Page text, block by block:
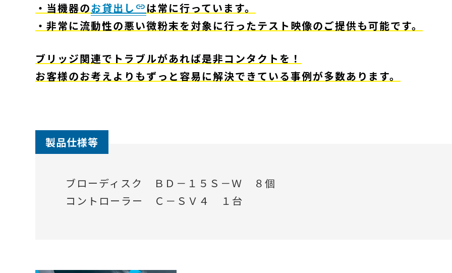
・当機器のお貸出し
は常に行っています。
・非常に流動性の悪い微粉末を対象に行ったテスト映像のご提供も可能です。
ブリッジ関連でトラブルがあれば是非コンタクトを！
お客様のお考えよりもずっと容易に解決できている事例が多数あります。
製品仕様等
ブローディスク ＢＤ－１５Ｓ－Ｗ ８個
コントローラー Ｃ－ＳＶ４ １台